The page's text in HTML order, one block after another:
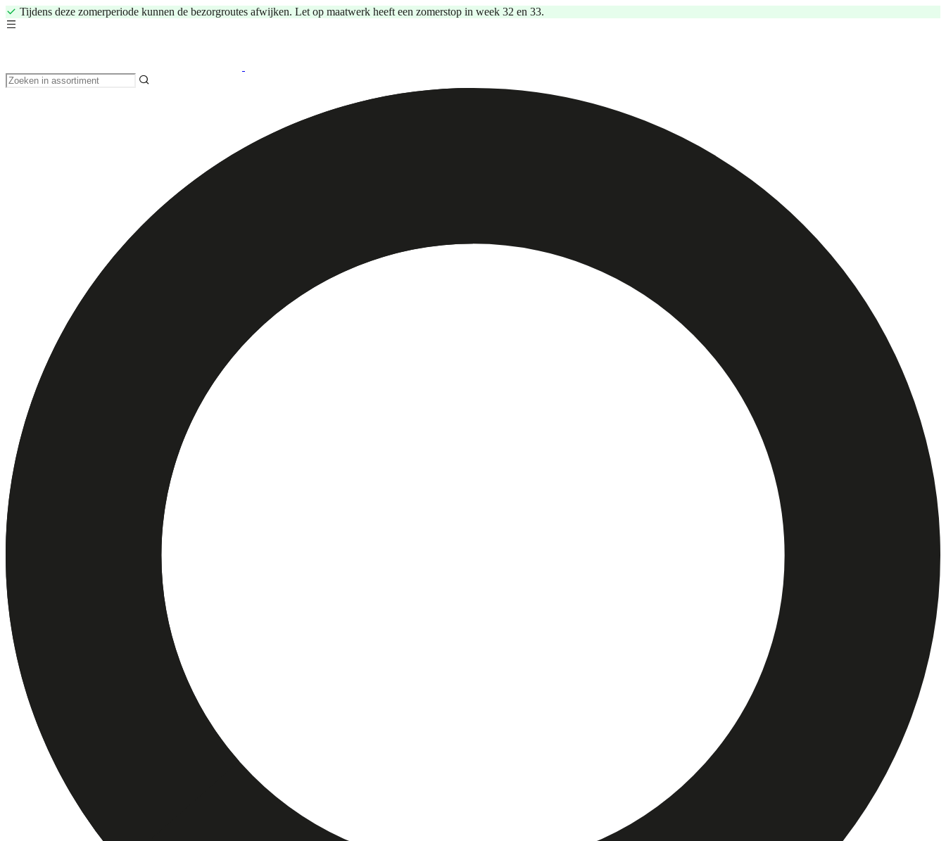
Tijdens deze zomerperiode kunnen de bezorgroutes afwijken. Let op maatwerk heeft een zomerstop in week 32 en 33.